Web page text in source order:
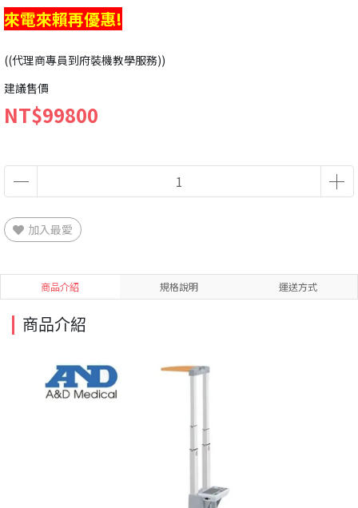
來電來賴再優惠!
((代理商專員到府裝機教學服務))
建議售價
NT$99800
加入最愛
商品介紹 規格說明 運送方式
商品介紹